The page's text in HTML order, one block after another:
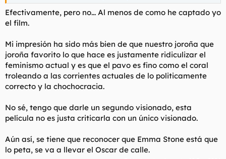
La película es enma follando como loca y contando que no
tiene consecuencias ser puta. No falta el personaje negro
empoderado incluso la escena con negra bollera para ser más
Y es que los reyes del mundo han puesto sobre la mesa la
guerra de sexos, para desviar la atención del auténtico
problema, y es que la riqueza no se distribuye igual y que daca
vez hay más desigualdad y la escalera social es más empinada
Una pena que el griego este se haya prestado a eso...
Efectivamente, pero no... Al menos de como he captado yo
el film.
Mi impresión ha sido más bien de que nuestro joroña que
joroña favorito lo que hace es justamente ridiculizar el
feminismo actual y es que el pavo es fino como el coral
troleando a las corrientes actuales de lo politicamente
correcto y la chochocracia.
No sé, tengo que darle un segundo visionado, esta
película no es justa criticarla con un único visionado.
Aún así, se tiene que reconocer que Emma Stone está que
lo peta, se va a llevar el Oscar de calle.